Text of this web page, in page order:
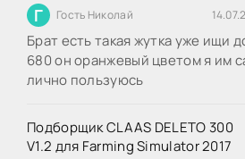
Г Гость Николай
Брат есть такая жутка уже ищи
680 он оранжевый цветом я им
лично пользуюсь
Подборщик CLAAS DELETO 300
V1.2 для Farming Simulator 2017